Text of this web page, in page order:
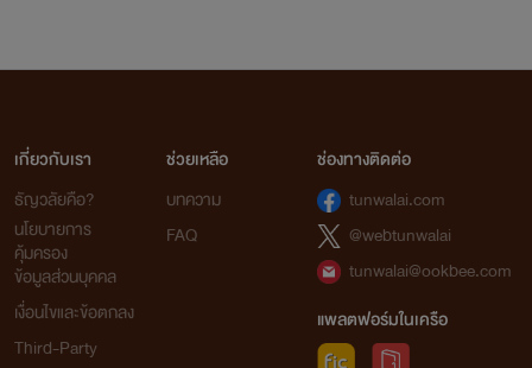
เกี่ยวกับเรา
ธัญวลัยคือ?
นโยบายการ
คุ้มครอง
ข้อมูลส่วนบุคคล
เงื่อนไขและข้อตกลง
Third-Party
ช่วยเหลือ
บทความ
FAQ
ช่องทางติดต่อ
tunwalai.com
@webtunwalai
tunwalai@ookbee.com
แพลตฟอร์มในเครือ